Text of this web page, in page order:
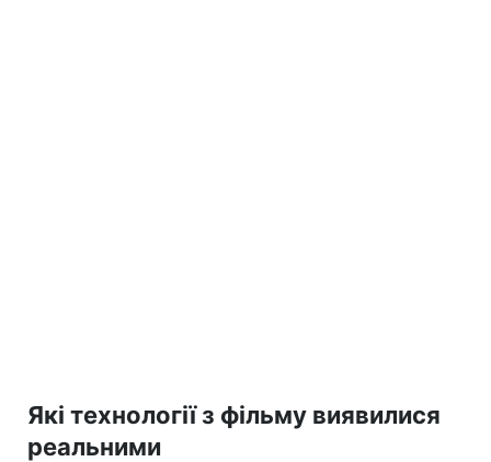
Які технології з фільму виявилися
реальними